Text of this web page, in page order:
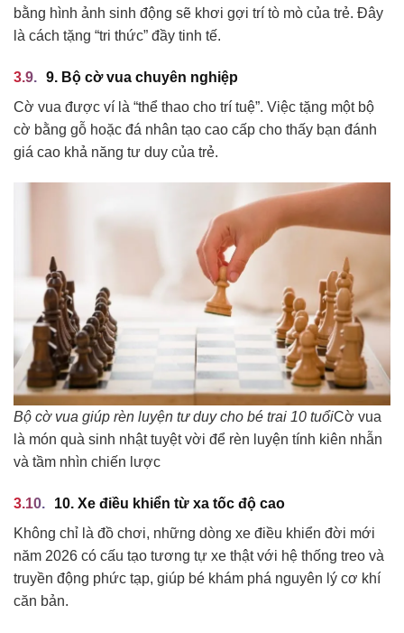
bằng hình ảnh sinh động sẽ khơi gợi trí tò mò của trẻ. Đây
là cách tặng “tri thức” đầy tinh tế.
9. Bộ cờ vua chuyên nghiệp
Cờ vua được ví là “thể thao cho trí tuệ”. Việc tặng một bộ
cờ bằng gỗ hoặc đá nhân tạo cao cấp cho thấy bạn đánh
giá cao khả năng tư duy của trẻ.
Bộ cờ vua giúp rèn luyện tư duy cho bé trai 10 tuổiCờ vua
là món quà sinh nhật tuyệt vời để rèn luyện tính kiên nhẫn
và tầm nhìn chiến lược
10. Xe điều khiển từ xa tốc độ cao
Không chỉ là đồ chơi, những dòng xe điều khiển đời mới
năm 2026 có cấu tạo tương tự xe thật với hệ thống treo và
truyền động phức tạp, giúp bé khám phá nguyên lý cơ khí
căn bản.